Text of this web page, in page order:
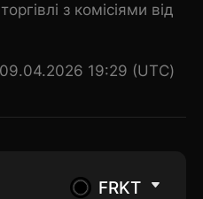
з комісіями від
19:29 (UTC)
FRKT